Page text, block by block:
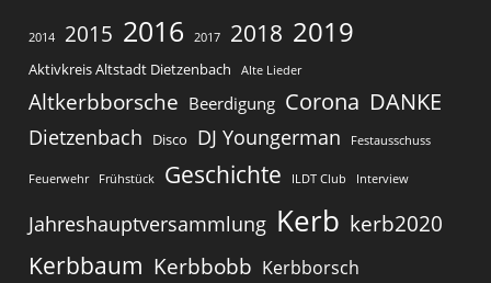
2014 2015 2016 2017 2018 2019
Aktivkreis Altstadt Dietzenbach Alte Lieder
Altkerbborsche Beerdigung Corona DANKE
Dietzenbach Disco DJ Youngerman Festausschuss
Feuerwehr Frühstück Geschichte ILDT Club Interview
Jahreshauptversammlung Kerb kerb2020
Kerbbaum Kerbbobb Kerbborsch